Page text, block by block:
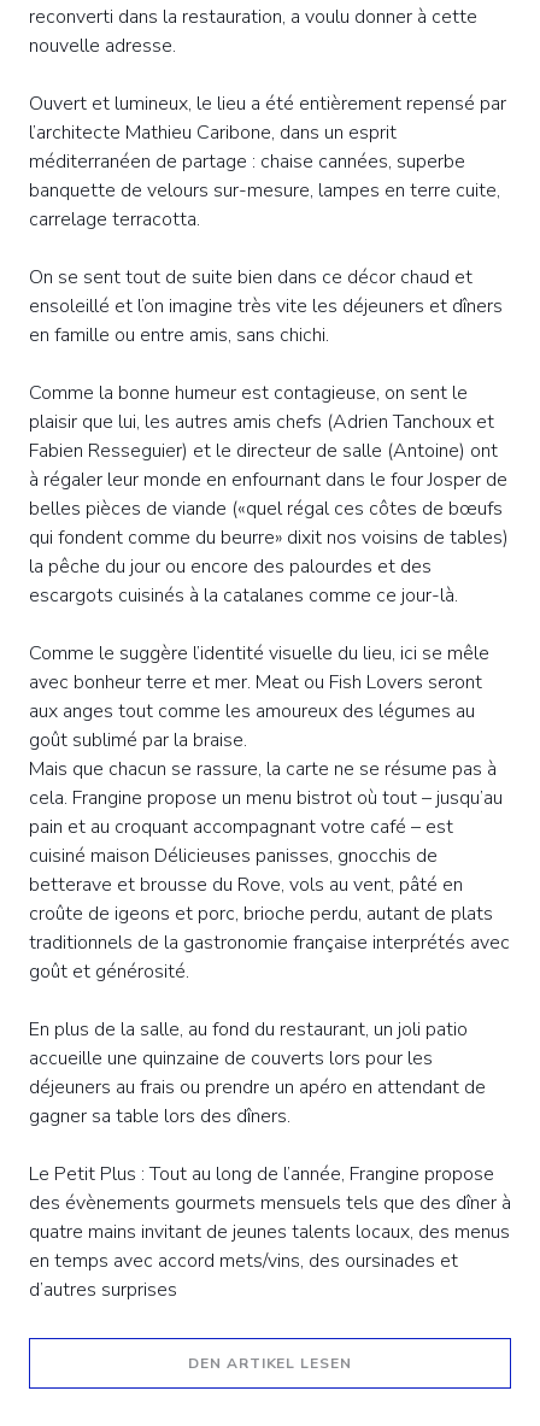
reconverti dans la restauration, a voulu donner à cette
nouvelle adresse.
Ouvert et lumineux, le lieu a été entièrement repensé par
l’architecte Mathieu Caribone, dans un esprit
méditerranéen de partage : chaise cannées, superbe
banquette de velours sur-mesure, lampes en terre cuite,
carrelage terracotta.
On se sent tout de suite bien dans ce décor chaud et
ensoleillé et l’on imagine très vite les déjeuners et dîners
en famille ou entre amis, sans chichi.
Comme la bonne humeur est contagieuse, on sent le
plaisir que lui, les autres amis chefs (Adrien Tanchoux et
Fabien Resseguier) et le directeur de salle (Antoine) ont
à régaler leur monde en enfournant dans le four Josper de
belles pièces de viande («quel régal ces côtes de bœufs
qui fondent comme du beurre» dixit nos voisins de tables)
la pêche du jour ou encore des palourdes et des
escargots cuisinés à la catalanes comme ce jour-là.
Comme le suggère l’identité visuelle du lieu, ici se mêle
avec bonheur terre et mer. Meat ou Fish Lovers seront
aux anges tout comme les amoureux des légumes au
goût sublimé par la braise.
Mais que chacun se rassure, la carte ne se résume pas à
cela. Frangine propose un menu bistrot où tout – jusqu’au
pain et au croquant accompagnant votre café – est
cuisiné maison Délicieuses panisses, gnocchis de
betterave et brousse du Rove, vols au vent, pâté en
croûte de igeons et porc, brioche perdu, autant de plats
traditionnels de la gastronomie française interprétés avec
goût et générosité.
En plus de la salle, au fond du restaurant, un joli patio
accueille une quinzaine de couverts lors pour les
déjeuners au frais ou prendre un apéro en attendant de
gagner sa table lors des dîners.
Le Petit Plus : Tout au long de l’année, Frangine propose
des évènements gourmets mensuels tels que des dîner à
quatre mains invitant de jeunes talents locaux, des menus
en temps avec accord mets/vins, des oursinades et
d’autres surprises
DEN ARTIKEL LESEN